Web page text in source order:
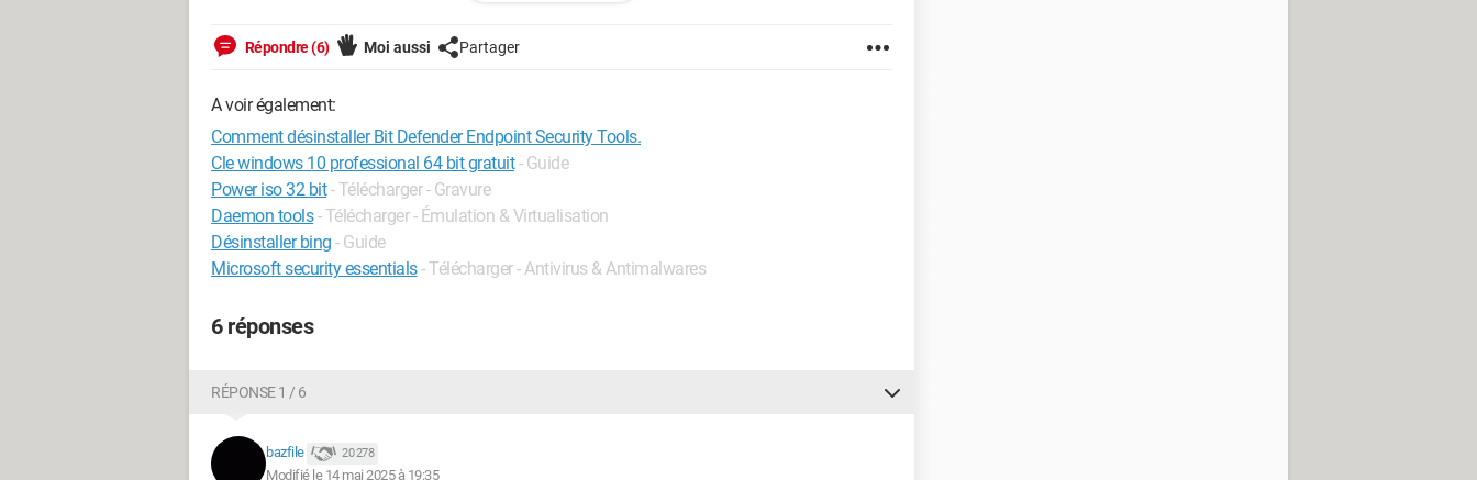
Merci d'avance pour une aide éventuelle.
Bonne soirée.
Répondre (6) Moi aussi Partager
A voir également:
Comment désinstaller Bit Defender Endpoint Security Tools.
Cle windows 10 professional 64 bit gratuit - Guide
Power iso 32 bit - Télécharger - Gravure
Daemon tools - Télécharger - Émulation & Virtualisation
Désinstaller bing - Guide
Microsoft security essentials- Télécharger - Antivirus & Antimalwares
6 réponses
RÉPONSE 1 / 6
bazfile 20 278
Modifié le 14 mai 2025 à 19:35